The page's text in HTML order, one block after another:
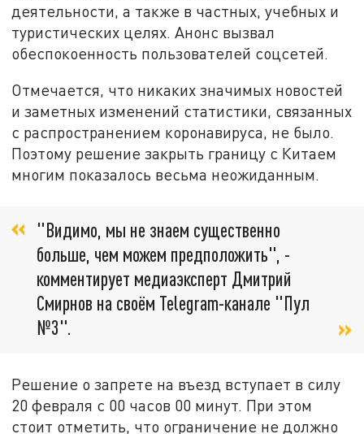
деятельности, а также в частных, учебных и
туристических целях. Анонс вызвал
обеспокоенность пользователей соцсетей.
Отмечается, что никаких значимых новостей
и заметных изменений статистики, связанных
с распространением коронавируса, не было.
Поэтому решение закрыть границу с Китаем
многим показалось весьма неожиданным.
"Видимо, мы не знаем существенно
больше, чем можем предположить", -
комментирует медиаэксперт Дмитрий
Смирнов на своём Telegram-канале "Пул
№3".
Решение о запрете на въезд вступает в силу
20 февраля с 00 часов 00 минут. При этом
стоит отметить, что ограничение не должно